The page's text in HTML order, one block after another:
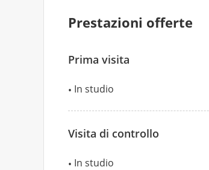
Prestazioni offerte
Prima visita
In studio
Visita di controllo
In studio